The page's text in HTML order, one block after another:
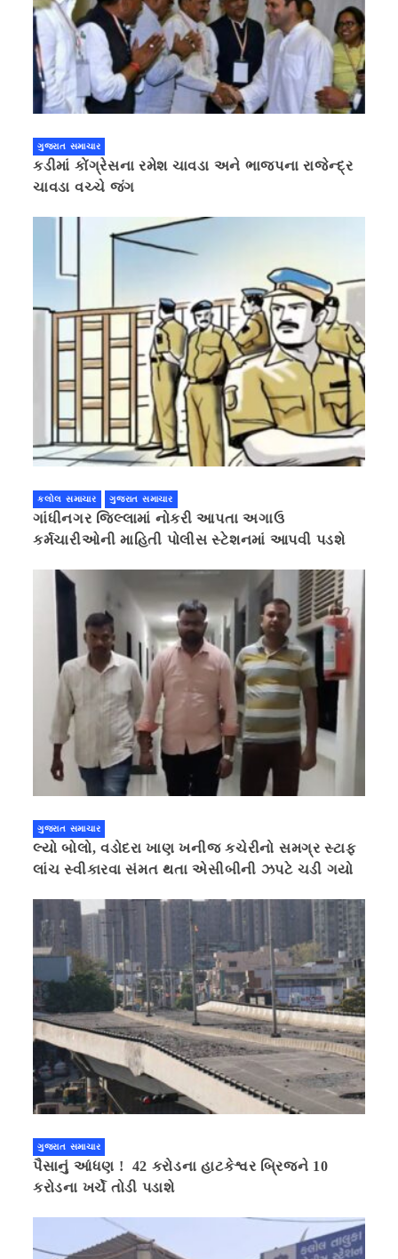
ગુજરાત સમાચાર
કડીમાં કોંગ્રેસના રમેશ ચાવડા અને ભાજપના રાજેન્દ્ર
ચાવડા વચ્ચે જંગ
કલોલ સમાચાર ગુજરાત સમાચાર
ગાંધીનગર જિલ્લામાં નોકરી આપતા અગાઉ
કર્મચારીઓની માહિતી પોલીસ સ્ટેશનમાં આપવી પડશે
ગુજરાત સમાચાર
લ્યો બોલો, વડોદરા ખાણ ખનીજ કચેરીનો સમગ્ર સ્ટાફ
લાંચ સ્વીકારવા સંમત થતા એસીબીની ઝપટે ચડી ગયો
ગુજરાત સમાચાર
પૈસાનું આંધણ ! 42 કરોડના હાટકેશ્વર બ્રિજને 10
કરોડના ખર્ચે તોડી પડાશે